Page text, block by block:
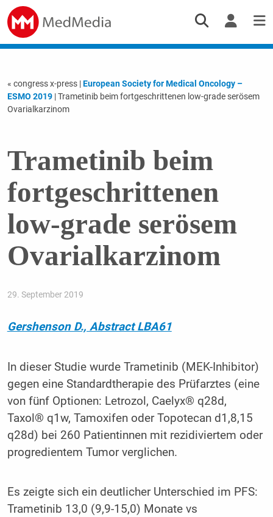
« congress x-press |European Society for Medical Oncology –
ESMO 2019| Trametinib beim fort­geschrittenen low-­grade serösem
Ovarial­karzinom
Trametinib beim
fort­geschrittenen
low-­grade serösem
Ovarial­karzinom
29. September 2019
Gershenson D., Abstract LBA61
In dieser Studie wurde Trametinib (MEK-Inhibitor)
gegen eine Standardtherapie des Prüfarztes (eine
von fünf Optionen: Letrozol, Caelyx® q28d,
Taxol® q1w, Tamoxifen oder Topotecan d1,8,15
q28d) bei 260 Patientinnen mit rezidiviertem oder
progredientem Tumor verglichen.
Es zeigte sich ein deutlicher Unterschied im PFS:
Trametinib 13,0 (9,9-15,0) Monate vs